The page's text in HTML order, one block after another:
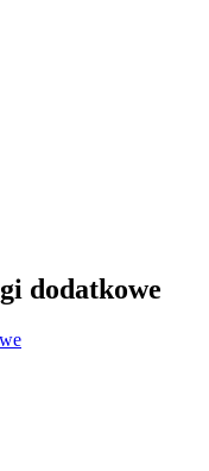
dodatkowe